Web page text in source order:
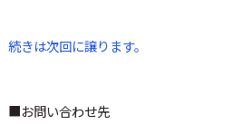
続きは次回に譲ります。
■お問い合わせ先